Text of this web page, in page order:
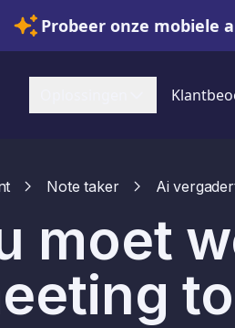
Probeer onze mobiele
Note taker Ai
moet